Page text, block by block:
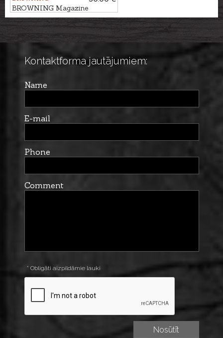
BROWNING Magazine
floorplate BAR/ BAR3/ LG
Kontaktforma jautājumiem:
Name
E-mail
Phone
Comment
* Obligāti aizpildāmie lauki